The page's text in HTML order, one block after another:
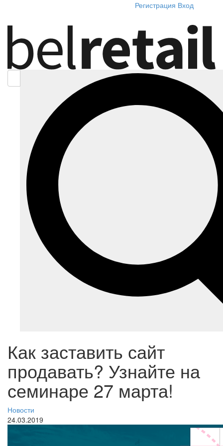
Регистрация Вход
Как заставить сайт
продавать? Узнайте на
семинаре 27 марта!
Новости
24.03.2019